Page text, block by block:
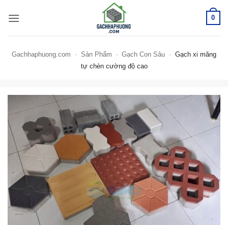
qua
0
Gachhaphuong.com - Sản Phẩm - Gạch Con Sâu - Gạch xi măng
tự chèn cường độ cao